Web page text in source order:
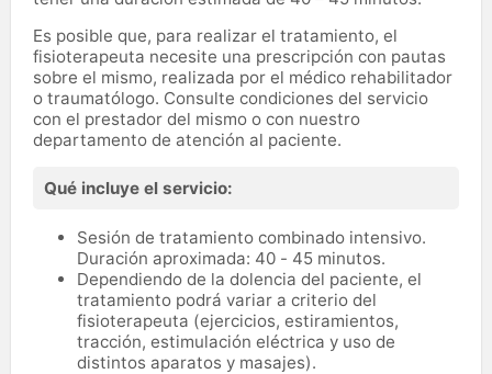
Es posible que, para realizar el tratamiento, el
fisioterapeuta necesite una prescripción con pautas
sobre el mismo, realizada por el médico rehabilitador
o traumatólogo. Consulte condiciones del servicio
con el prestador del mismo o con nuestro
departamento de atención al paciente.
Qué incluye el servicio:
Sesión de tratamiento combinado intensivo.
Duración aproximada: 40 - 45 minutos.
Dependiendo de la dolencia del paciente, el
tratamiento podrá variar a criterio del
fisioterapeuta (ejercicios, estiramientos,
tracción, estimulación eléctrica y uso de
distintos aparatos y masajes).